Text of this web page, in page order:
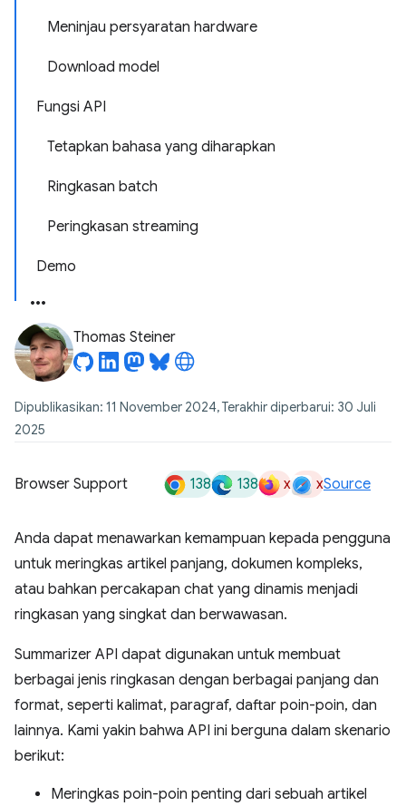
Meninjau persyaratan hardware
Download model
Fungsi API
Tetapkan bahasa yang diharapkan
Ringkasan batch
Peringkasan streaming
Demo
Thomas Steiner
Dipublikasikan: 11 November 2024, Terakhir diperbarui: 30 Juli
2025
Browser Support 138 138 x xSource
Anda dapat menawarkan kemampuan kepada pengguna
untuk meringkas artikel panjang, dokumen kompleks,
atau bahkan percakapan chat yang dinamis menjadi
ringkasan yang singkat dan berwawasan.
Summarizer API dapat digunakan untuk membuat
berbagai jenis ringkasan dengan berbagai panjang dan
format, seperti kalimat, paragraf, daftar poin-poin, dan
lainnya. Kami yakin bahwa API ini berguna dalam skenario
berikut:
Meringkas poin-poin penting dari sebuah artikel